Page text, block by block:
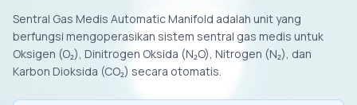
Sentral Gas Medis Automatic Manifold adalah unit yang
berfungsi mengoperasikan sistem sentral gas medis untuk
Oksigen (O₂), Dinitrogen Oksida (N₂O), Nitrogen (N₂), dan
Karbon Dioksida (CO₂) secara otomatis.